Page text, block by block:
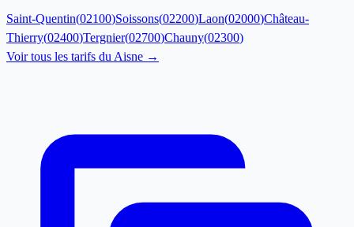
Saint-Quentin(02100)Soissons(02200)Laon(02000)Château-
Thierry(02400)Tergnier(02700)Chauny(02300)
Voir tous les tarifs duAisne →